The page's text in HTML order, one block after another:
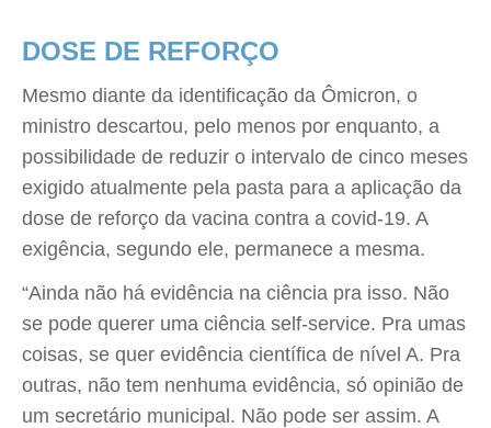
DOSE DE REFORÇO
Mesmo diante da identificação da Ômicron, o
ministro descartou, pelo menos por enquanto, a
possibilidade de reduzir o intervalo de cinco meses
exigido atualmente pela pasta para a aplicação da
dose de reforço da vacina contra a covid-19. A
exigência, segundo ele, permanece a mesma.
“Ainda não há evidência na ciência pra isso. Não
se pode querer uma ciência self-service. Pra umas
coisas, se quer evidência científica de nível A. Pra
outras, não tem nenhuma evidência, só opinião de
um secretário municipal. Não pode ser assim. A